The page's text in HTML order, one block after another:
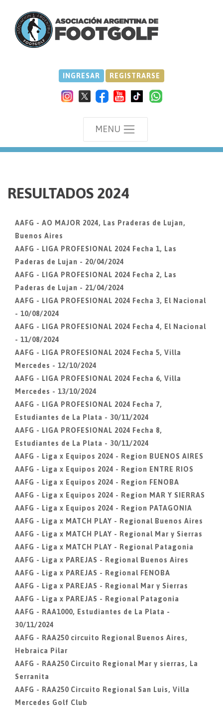
INGRESAR REGISTRARSE
MENU
RESULTADOS 2024
AAFG - AO MAJOR 2024, Las Praderas de Lujan,
Buenos Aires
AAFG - LIGA PROFESIONAL 2024 Fecha 1, Las
Paderas de Lujan - 20/04/2024
AAFG - LIGA PROFESIONAL 2024 Fecha 2, Las
Paderas de Lujan - 21/04/2024
AAFG - LIGA PROFESIONAL 2024 Fecha 3, El Nacional
- 10/08/2024
AAFG - LIGA PROFESIONAL 2024 Fecha 4, El Nacional
- 11/08/2024
AAFG - LIGA PROFESIONAL 2024 Fecha 5, Villa
Mercedes - 12/10/2024
AAFG - LIGA PROFESIONAL 2024 Fecha 6, Villa
Mercedes - 13/10/2024
AAFG - LIGA PROFESIONAL 2024 Fecha 7,
Estudiantes de La Plata - 30/11/2024
AAFG - LIGA PROFESIONAL 2024 Fecha 8,
Estudiantes de La Plata - 30/11/2024
AAFG - Liga x Equipos 2024 - Region BUENOS AIRES
AAFG - Liga x Equipos 2024 - Region ENTRE RIOS
AAFG - Liga x Equipos 2024 - Region FENOBA
AAFG - Liga x Equipos 2024 - Region MAR Y SIERRAS
AAFG - Liga x Equipos 2024 - Region PATAGONIA
AAFG - Liga x MATCH PLAY - Regional Buenos Aires
AAFG - Liga x MATCH PLAY - Regional Mar y Sierras
AAFG - Liga x MATCH PLAY - Regional Patagonia
AAFG - Liga x PAREJAS - Regional Buenos Aires
AAFG - Liga x PAREJAS - Regional FENOBA
AAFG - Liga x PAREJAS - Regional Mar y Sierras
AAFG - Liga x PAREJAS - Regional Patagonia
AAFG - RAA1000, Estudiantes de La Plata -
30/11/2024
AAFG - RAA250 circuito Regional Buenos Aires,
Hebraica Pilar
AAFG - RAA250 Circuito Regional Mar y sierras, La
Serranita
AAFG - RAA250 Circuito Regional San Luis, Villa
Mercedes Golf Club